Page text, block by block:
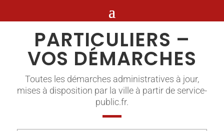
PARTICULIERS –
VOS DÉMARCHES
Toutes les démarches administratives à jour,
mises à disposition par la ville à partir de service-
public.fr.